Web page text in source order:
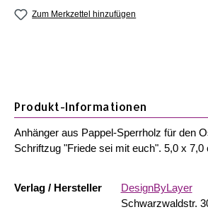
Zum Merkzettel hinzufügen
Produkt-Informationen
Verlag / Hersteller
DesignByLayer
Schwarzwaldstr.
Anhänger aus Pappel-Sperrholz für den
Schriftzug "Friede sei mit euch". 5,0 x